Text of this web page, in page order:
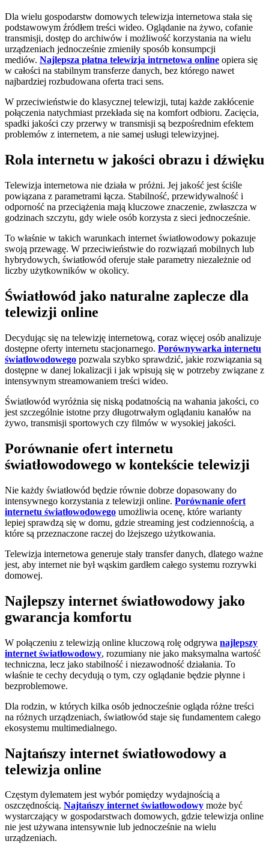
Dla wielu gospodarstw domowych telewizja internetowa stała się
podstawowym źródłem treści wideo. Oglądanie na żywo, cofanie
transmisji, dostęp do archiwów i możliwość korzystania na wielu
urządzeniach jednocześnie zmieniły sposób konsumpcji
mediów. Najlepsza płatna telewizja intrnetowa online opiera się
w całości na stabilnym transferze danych, bez którego nawet
najbardziej rozbudowana oferta traci sens.
W przeciwieństwie do klasycznej telewizji, tutaj każde zakłócenie
połączenia natychmiast przekłada się na komfort odbioru. Zacięcia,
spadki jakości czy przerwy w transmisji są bezpośrednim efektem
problemów z internetem, a nie samej usługi telewizyjnej.
Rola internetu w jakości obrazu i dźwięku
Telewizja internetowa nie działa w próżni. Jej jakość jest ściśle
powiązana z parametrami łącza. Stabilność, przewidywalność i
odporność na przeciążenia mają kluczowe znaczenie, zwłaszcza w
godzinach szczytu, gdy wiele osób korzysta z sieci jednocześnie.
To właśnie w takich warunkach internet światłowodowy pokazuje
swoją przewagę. W przeciwieństwie do rozwiązań mobilnych lub
hybrydowych, światłowód oferuje stałe parametry niezależnie od
liczby użytkowników w okolicy.
Światłowód jako naturalne zaplecze dla
telewizji online
Decydując się na telewizję internetową, coraz więcej osób analizuje
dostępne oferty internetu stacjonarnego. Porównywarka internetu
światłowodowego pozwala szybko sprawdzić, jakie rozwiązania są
dostępne w danej lokalizacji i jak wpisują się w potrzeby związane z
intensywnym streamowaniem treści wideo.
Światłowód wyróżnia się niską podatnością na wahania jakości, co
jest szczególnie istotne przy długotrwałym oglądaniu kanałów na
żywo, transmisji sportowych czy filmów w wysokiej jakości.
Porównanie ofert internetu
światłowodowego w kontekście telewizji
Nie każdy światłowód będzie równie dobrze dopasowany do
intensywnego korzystania z telewizji online. Porównanie ofert
internetu światłowodowego umożliwia ocenę, które warianty
lepiej sprawdzą się w domu, gdzie streaming jest codziennością, a
które są przeznaczone raczej do lżejszego użytkowania.
Telewizja internetowa generuje stały transfer danych, dlatego ważne
jest, aby internet nie był wąskim gardłem całego systemu rozrywki
domowej.
Najlepszy internet światłowodowy jako
gwarancja komfortu
W połączeniu z telewizją online kluczową rolę odgrywa najlepszy
internet światłowodowy, rozumiany nie jako maksymalna wartość
techniczna, lecz jako stabilność i niezawodność działania. To
właśnie te cechy decydują o tym, czy oglądanie będzie płynne i
bezproblemowe.
Dla rodzin, w których kilka osób jednocześnie ogląda różne treści
na różnych urządzeniach, światłowód staje się fundamentem całego
ekosystemu multimedialnego.
Najtańszy internet światłowodowy a
telewizja online
Częstym dylematem jest wybór pomiędzy wydajnością a
oszczędnością. Najtańszy internet światłowodowy może być
wystarczający w gospodarstwach domowych, gdzie telewizja online
nie jest używana intensywnie lub jednocześnie na wielu
urządzeniach.